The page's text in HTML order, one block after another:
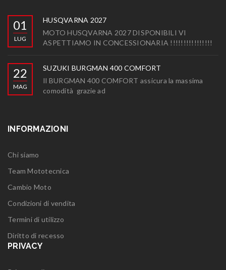
01
LUG
HUSQVARNA 2027
MOTO HUSQVARNA 2027 DISPONIBILI VI
ASPETTIAMO IN CONCESSIONARIA !!!!!!!!!!!!!!!!
22
MAG
SUZUKI BURGMAN 400 COMFORT
Il BURGMAN 400 COMFORT assicura la massima
comodità grazie ad
INFORMAZIONI
Chi siamo
Team Mototecnica
Cambio Moto
Condizioni di vendita
Termini di utilizzo
Diritto di recesso
PRIVACY